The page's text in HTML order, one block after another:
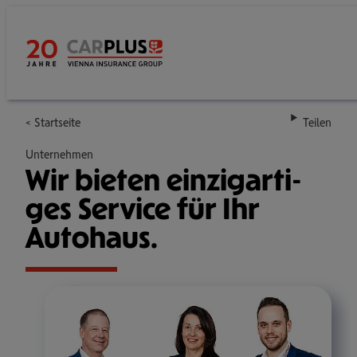
Startseite Teilen
Unternehmen
Wir bieten ein­zig­ar­ti­
ges Service für Ihr
Auto­haus.